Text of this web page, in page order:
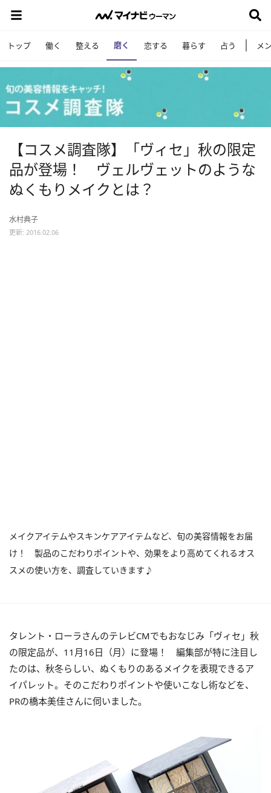
トップ 働く 整える 磨く 恋する 暮らす 占う メ
【コスメ調査隊】「ヴィセ」秋の限定
品が登場！ ヴェルヴェットのような
ぬくもりメイクとは？
水村典子
更新: 2016.02.06
メイクアイテムやスキンケアアイテムなど、旬の美容情報をお届
け！ 製品のこだわりポイントや、効果をより高めてくれるオス
スメの使い方を、調査していきます♪
タレント・ローラさんのテレビCMでもおなじみ「ヴィセ」秋
の限定品が、11月16日（月）に登場！ 編集部が特に注目し
たのは、秋冬らしい、ぬくもりのあるメイクを表現できるア
イパレット。そのこだわりポイントや使いこなし術などを、
PRの橋本美佳さんに伺いました。